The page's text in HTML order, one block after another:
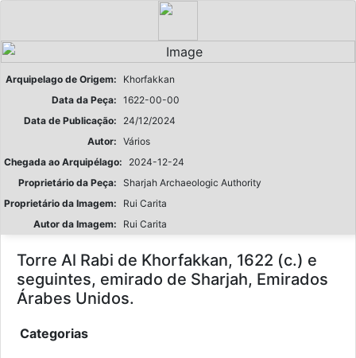
Arquipelago de Origem:
Khorfakkan
Data da Peça: 1622-00-00
Data de Publicação:
24/12/2024
Autor: Vários
Chegada ao Arquipélago:
2024-12-24
Proprietário da Peça: Sharjah Archaeologic Authority
Proprietário da Imagem:
Rui Carita
Autor da Imagem:
Rui Carita
Torre Al Rabi de Khorfakkan, 1622 (c.) e
seguintes, emirado de Sharjah, Emirados
Árabes Unidos.
Categorias